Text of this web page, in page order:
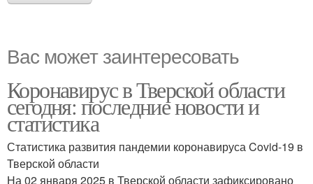
Вас может заинтересовать
Коронавирус в Тверской области
сегодня: последние новости и
статистика
Статистика развития пандемии коронавируса Covid-19 в
Тверской области
На 02 января 2025 в Тверской области зафиксировано